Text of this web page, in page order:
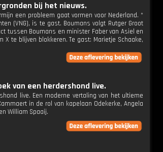
bij het nieuws.
een probleem gaat vormen voor Nederland. *
(VNG), is te gast. Boumans volgt Rutger Groot
tussen Boumans en minister Faber van Asiel en
te blijven blokkeren. Te gast: Marietje Schaake,
van een herdershond live.
live. Een moderne vertaling van het ultieme
in de rol van kapelaan Odekerke, Angela
William Spaaij.